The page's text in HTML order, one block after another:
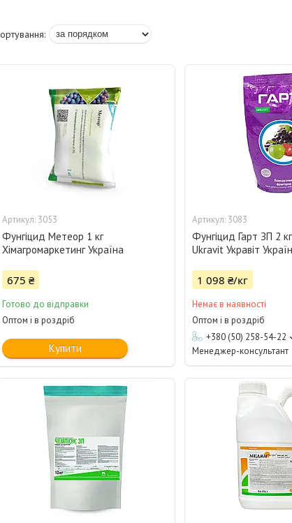
3053
Фунгіцид Метеор 1 кг
Хімагромаркетинг Україна
675 ₴
Готово до відправки
Оптом і в роздріб
Купити
3083
Фунгіцид Гарт ЗП 2 кг
Ukravit Укравіт
1 098 ₴/кг
Немає в наявності
Оптом і в роздріб
+380 (50) 258-54-22
Менеджер-консультант